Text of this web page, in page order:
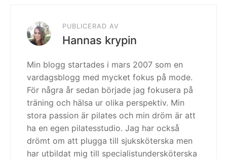
PUBLICERAD AV
Hannas krypin
Min blogg startades i mars 2007 som en
vardagsblogg med mycket fokus på mode.
För några år sedan började jag fokusera på
träning och hälsa ur olika perspektiv. Min
stora passion är pilates och min dröm är att
ha en egen pilatesstudio. Jag har också
drömt om att plugga till sjuksköterska men
har utbildat mig till specialistundersköterska